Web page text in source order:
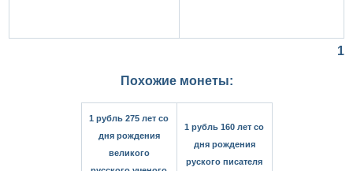
1
Похожие монеты:
1 рубль 275 лет со
дня рождения
великого
1 рубль 160 лет со
дня рождения
руского писателя